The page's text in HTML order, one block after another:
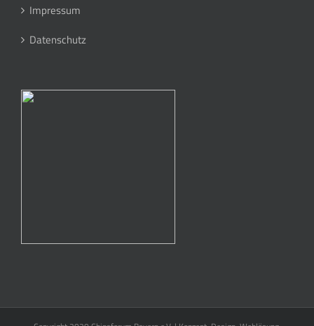
Impressum
Datenschutz